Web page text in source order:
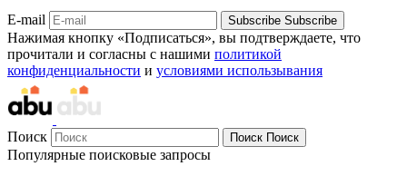
E-mail Subscribe Subscribe
Нажимая кнопку «Подписаться», вы подтверждаете, что
прочитали и согласны с нашими политикой
конфиденциальности и условиями использывания
Поиск Поиск Поиск
Популярные поисковые запросы